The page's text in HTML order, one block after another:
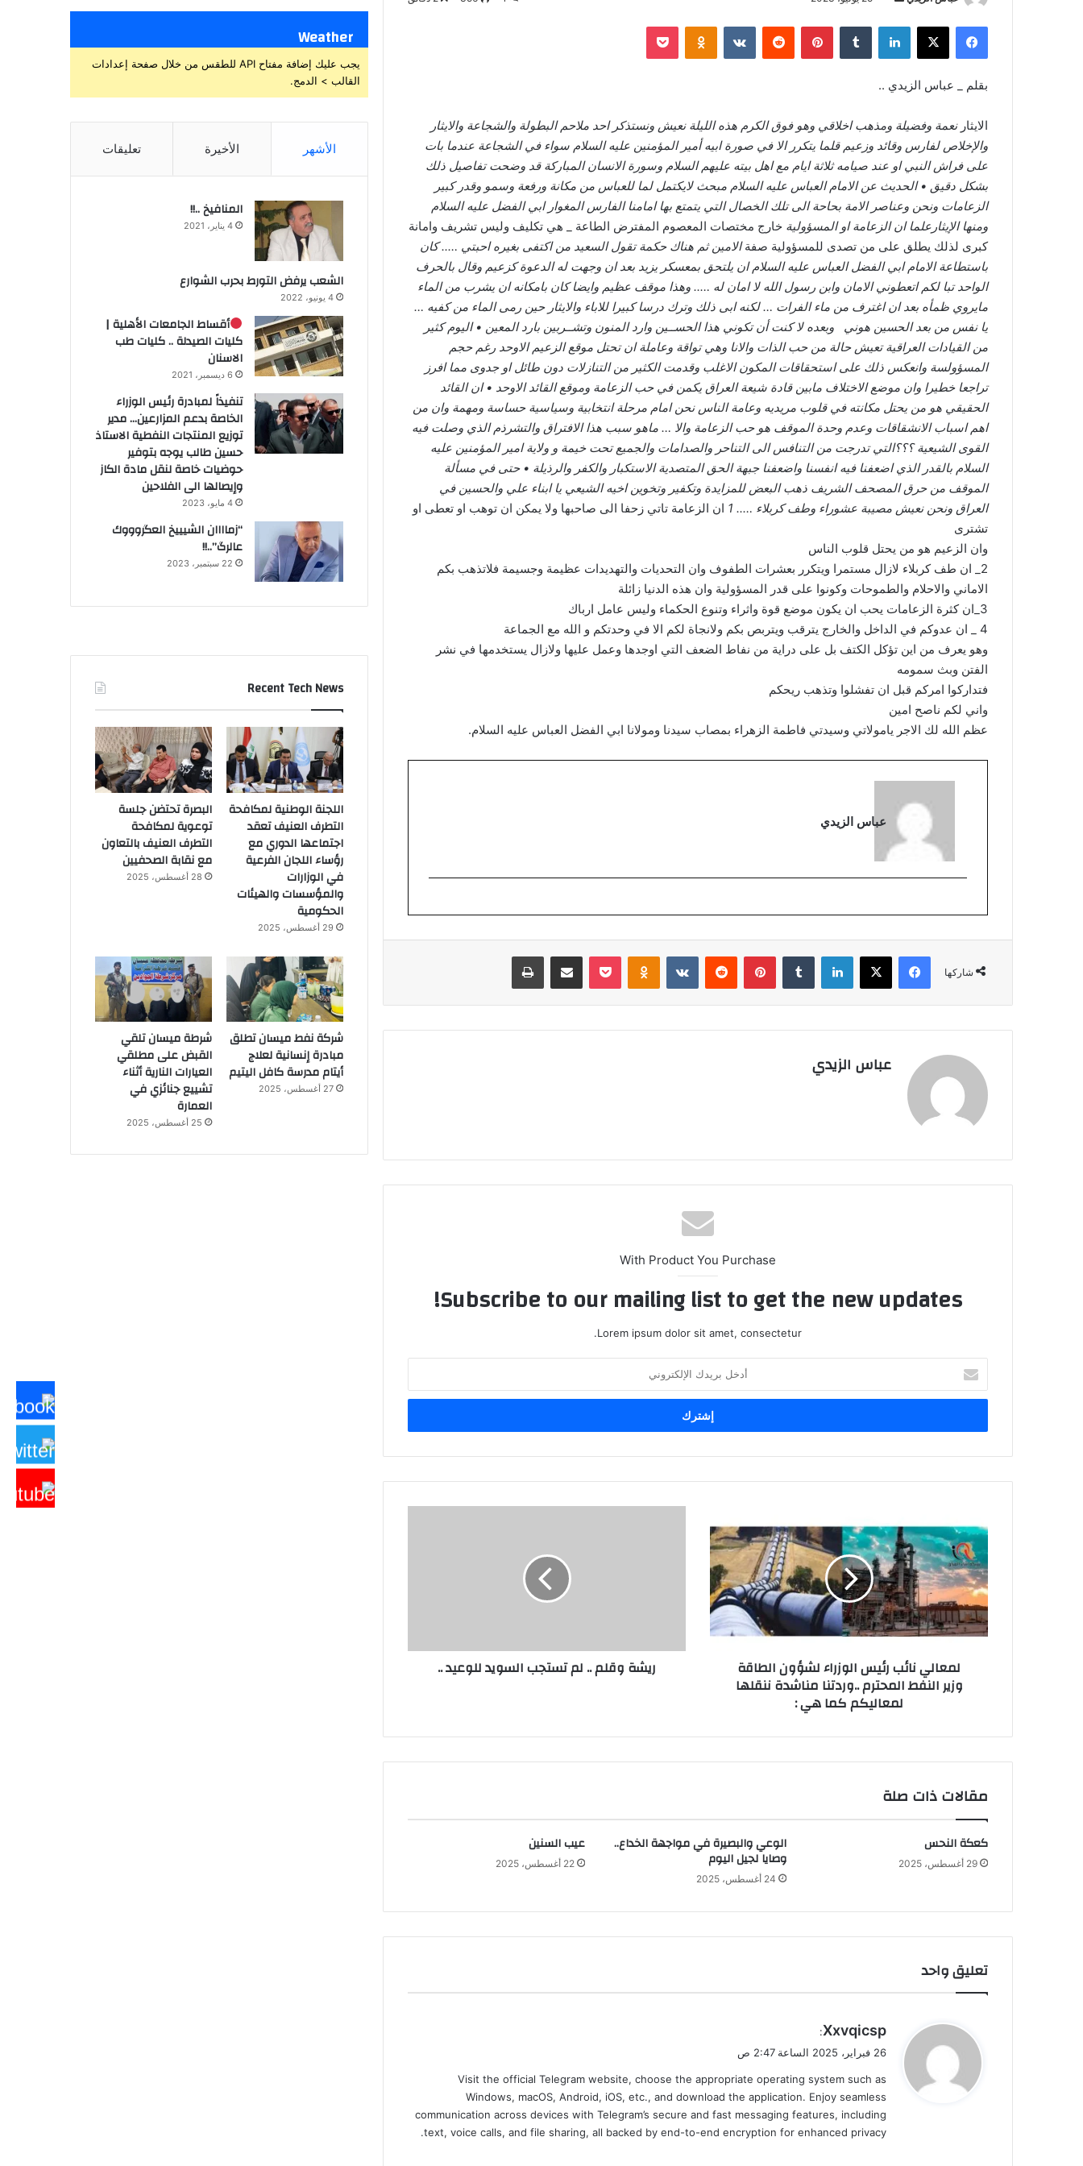
إلكترونيا
فيسبوك ‫X لينكدإن بينتيريست Odnoklassniki
‫Pocket
بقلم _ عباس الزيدي ..
الايثارنعمة وفضيلة ومذهب اخلاقي وهو فوق الكرم هذه الليلة نعيش ونستذكر احد ملاحم البطولة والشجاعة والايثار
والإخلاص لفارس وقائد وزعيم قلما يتكرر الا في صورة ابيه أمير المؤمنين عليه السلام سواء في الشجاعة عندما بات
على فراش النبي او عند صيامه ثلاثة ايام مع اهل بيته عليهم السلام وسورة الانسان المباركة قد وضحت تفاصيل ذلك
بشكل دقيق • الحديث عن الامام العباس عليه السلام مبحث لايكتمل لما للعباس من مكانة ورفعة وسمو وقدر كبير
الزعامات ونحن وعناصر الامة بحاحة الى تلك الخصال التي يتمتع بها امامنا الفارس المغوار ابي الفضل عليه السلام
ومنها الإيثارعلما ان الزعامة او المسؤولية خارج مختصات المعصوم المفترض الطاعة _ هي تكليف وليس تشريف وامانة
كبرى لذلك يطلق على من تصدى للمسؤولية صفةالامين ثم هناك حكمة تقول السعيد من اكتفى بغيره احبتي ….. كان
باستطاعة الامام ابي الفضل العباس عليه السلام ان يلتحق بمعسكر يزيد بعد ان وجهت له الدعوة كزعيم وقال بالحرف
الواحد تبا لكم اتعطوني الامان وابن رسول الله لا امان له ….. وهذا موقف عظيم وايضا كان بامكانه ان يشرب من الماء
مايروي ظمأه بعد ان اغترف من ماء الفرات … لكنه ابى ذلك وترك درسا كبيرا للاباء والايثار حين رمى الماء من كفيه …
يا نفس من بعد الحسين هوني وبعده لا كنت أن تكوني هذا الحســين وارد المنون وتشــربين بارد المعين • اليوم كثير
من القيادات العراقية تعيش حالة من حب الذات والانا وهي تواقة وعاملة ان تحتل موقع الزعيم الاوحد رغم حجم
المسؤولسة وانعكس ذلك على استحقاقات المكون الاغلب وقدمت الكثير من التنازلات دون طائل او جدوى مما افرز
تراجعا خطيرا وان موضع الاختلاف مابين قادة شيعة العراق يكمن في حب الزعامة وموقع القائد الاوحد • ان القائد
الحقيقي هو من يحتل مكانته في قلوب مريديه وعامة الناس نحن امام مرحلة انتخابية وسياسية حساسة ومهمة وان من
اهم اسباب الانشقاقات وعدم وحدة الموقف هو حب الزعامة والا … ماهو سبب هذا الافتراق والتشرذم الذي وصلت فيه
القوى الشيعية ؟؟؟التي تدرجت من التنافس الى التناحر والصدامات والجميع تحت خيمة و ولاية امير المؤمنين عليه
السلام بالقدر الذي اضعفنا فيه انفسنا واضعفنا جبهة الحق المتصدية الاستكبار والكفر والرذيلة • حتى في مسألة
الموقف من حرق المصحف الشريف ذهب البعض للمزايدة وتكفير وتخوين اخيه الشيعي يا ابناء علي والحسين في
العراق ونحن نعيش مصيبة عشوراء وطف كربلاء ….. 1
ان الزعامة تاتي زحفا الى صاحبها ولا يمكن ان توهب او تعطى او
تشترى
وان الزعيم هو من يحتل قلوب الناس
2_ ان طف كربلاء لازال مستمرا ويتكرر بعشرات الطفوف وان التحديات والتهديدات عظيمة وجسيمة فلاتذهب بكم
الاماني والاحلام والطموحات وكونوا على قدر المسؤولية وان هذه الدنيا زائلة
3_ان كثرة الزعامات يحب ان يكون موضع قوة واثراء وتنوع الحكماء وليس عامل ارباك
4 _ ان عدوكم في الداخل والخارج يترقب ويتربص بكم ولانجاة لكم الا في وحدتكم و الله مع الجماعة
وهو يعرف من اين تؤكل الكتف بل على دراية من نفاط الضعف التي اوجدها وعمل عليها ولازال يستخدمها في نشر
الفتن وبث سمومه
فتداركوا امركم قبل ان تفشلوا وتذهب ريحكم
واني لكم ناصح امين
عظم الله لك الاجر يامولاتي وسيدتي فاطمة الزهراء بمصاب سيدنا ومولانا ابي الفضل العباس عليه السلام.
عباس الزيدي
شاركها
فيسبوك ‫X لينكدإن بينتيريست Odnoklassniki
‫Pocket مشاركة عبر البريد طباعة
عباس الزيدي
With Product You Purchase
Subscribe to our mailing list to get the new updates!
Lorem ipsum dolor sit amet, consectetur.
بريدك
الإلكتروني
نائب
رئيس
الوزراء
لشؤون
الطاقة
وزير
النفط
..وردتنا
مناشدة
لمعالي نائب رئيس الوزراء لشؤون الطاقة
وزير النفط المحترم ..وردتنا مناشدة ننقلها
لمعاليكم كما هي :
ريشة وقلم .. لم تستجب السويد للوعيد ..
مقالات ذات صلة
كعكة النحس
29 أغسطس، 2025
الوعي والبصيرة في مواجهة الخداع..
وصايا لجيل اليوم
24 أغسطس، 2025
عيب السنين
22 أغسطس، 2025
تعليق واحد
ي
ل
Xxvqicsp
:
26 فبراير، 2025 الساعة 2:47 ص
Visit the official Telegram website, choose the appropriate operating system such as
Windows, macOS, Android, iOS, etc., and download the application. Enjoy seamless
communication across devices with Telegram’s secure and fast messaging features, including
text, voice calls, and file sharing, all backed by end-to-end encryption for enhanced privacy.
Weather
يجب عليك إضافة مفتاح API للطقس من خلال صفحة إعدادات
القالب > الدمج.
الأشهر الأخيرة تعليقات
المنافيخ ..!!
4 يناير، 2021
الشعب يرفض التورط بحرب الشوارع
4 يونيو، 2022
أقساط الجامعات الأهلية |
كليات الصيدلة .. كليات طب
الاسنان
6 ديسمبر، 2021
تنفيذاً لمبادرة رئيس الوزراء
الخاصة بدعم المزارعين… مدير
توزيع المنتجات النفطية الاستاذ
حسين طالب يوجه بتوفير
حوضيات خاصة لنقل مادة الكاز
وإيصالها الى الفلاحين
4 مايو، 2023
“زماااان الشيييخ العگروووك
عالرگ”..!!
22 سبتمبر، 2023
Recent Tech News
اللجنة الوطنية لمكافحة
التطرف العنيف تعقد
اجتماعها الدوري مع
رؤساء اللجان الفرعية
في الوزارات
والمؤسسات والهيئات
الحكومية
29 أغسطس، 2025
البصرة تحتضن جلسة
توعوية لمكافحة
التطرف العنيف بالتعاون
مع نقابة الصحفيين
28 أغسطس، 2025
شركة نفط ميسان تطلق
مبادرة إنسانية لعلاج
أيتام مدرسة كافل اليتيم
27 أغسطس، 2025
شرطة ميسان تلقي
القبض على مطلقي
العيارات النارية أثناء
تشييع جنائزي في
العمارة
25 أغسطس، 2025